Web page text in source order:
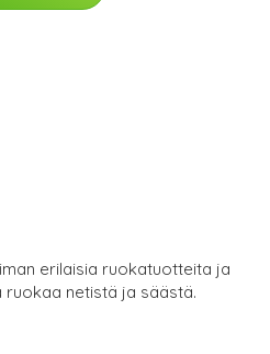
erilaisia ruokatuotteita ja
ruokaa netistä ja säästä.